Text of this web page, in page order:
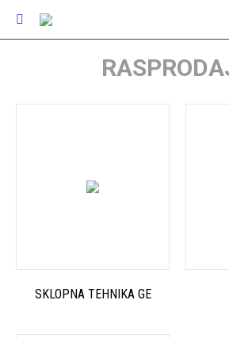
SKLOPNA TEHNIKA GE